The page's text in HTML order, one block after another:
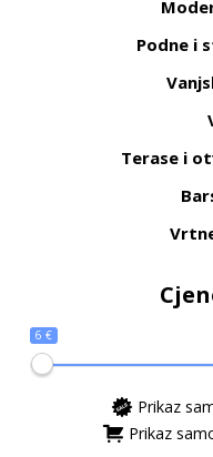
Podne i
Terase i
6 €
Prikaz
Prikaz